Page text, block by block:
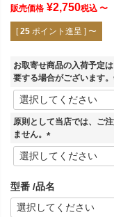
販売価格 ¥2,750税込 〜
[ 25 ポイント進呈 ] 〜
お取寄せ商品の入荷予定
要する場合がございます。
原則として当店では、ご
ません。
(
必
)
型番 品名